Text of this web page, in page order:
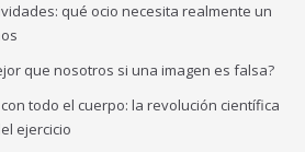
qué ocio necesita realmente un
que nosotros si una imagen es falsa?
con todo el cuerpo: la revolución científica
ejercicio